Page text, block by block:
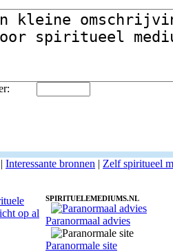
| Interessante bronnen | Zelf spiritueel
SPIRITUELEMEDIUMS.NL
Paranormaal advies
Paranormale site